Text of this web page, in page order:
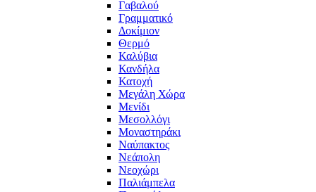
Γαβαλού
Γραμματικό
Δοκίμιον
Θερμό
Καλύβια
Κανδήλα
Κατοχή
Μεγάλη Χώρα
Μενίδι
Μεσολλόγι
Μοναστηράκι
Ναύπακτος
Νεάπολη
Νεοχώρι
Παλιάμπελα